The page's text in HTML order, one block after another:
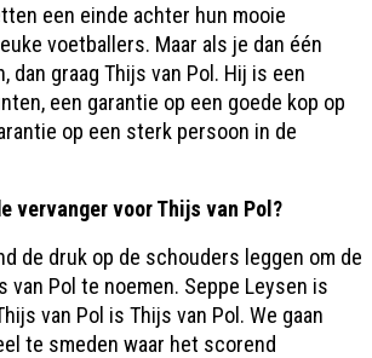
een einde achter hun mooie
voetballers. Maar als je dan één
dan graag Thijs van Pol. Hij is een
een garantie op een goede kop op
op een sterk persoon in de
vervanger voor Thijs van Pol?
de druk op de schouders leggen om de
van Pol te noemen. Seppe Leysen is
van Pol is Thijs van Pol. We gaan
te smeden waar het scorend